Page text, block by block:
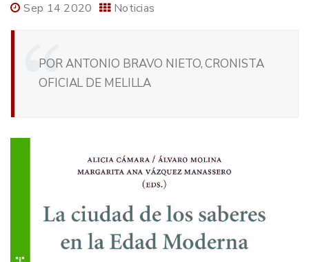
Sep 14 2020 Noticias
POR ANTONIO BRAVO NIETO, CRONISTA
OFICIAL DE MELILLA